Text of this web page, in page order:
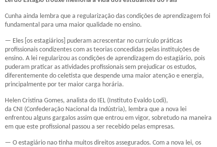
Cunha ainda lembra que a regularização das condições de aprendizagem foi
fundamental para uma maior qualidade no ensino.
— Eles [os estagiários] puderam acrescentar no currículo práticas
profissionais condizentes com as teorias concedidas pelas instituições de
ensino. A lei regularizou as condições de aprendizagem do estagiário, pois
puderam praticar as atividades profissionais sem prejudicar os estudos,
diferentemente do celetista que despende uma maior atenção e energia,
principalmente por ter maior carga horária.
Helen Cristina Gomes, analista do IEL (Instituto Evaldo Lodi),
da CNI (Confederação Nacional da Indústria), lembra que a nova lei
enfrentou alguns gargalos assim que entrou em vigor, sobretudo na maneira
em que este profissional passou a ser recebido pelas empresas.
— O estagiário nao tinha muitos direitos assegurados. Com a nova lei, os